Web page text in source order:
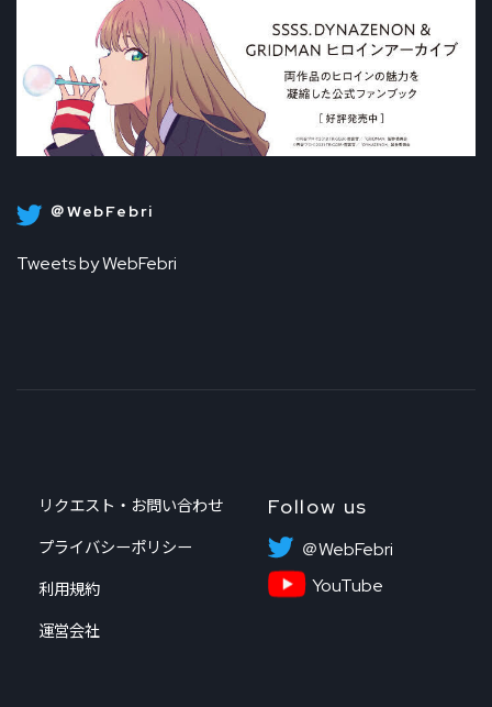
＠WebFebri
Tweets by WebFebri
リクエスト・お問い合わせ
プライバシーポリシー
利用規約
運営会社
Follow us
＠WebFebri
YouTube